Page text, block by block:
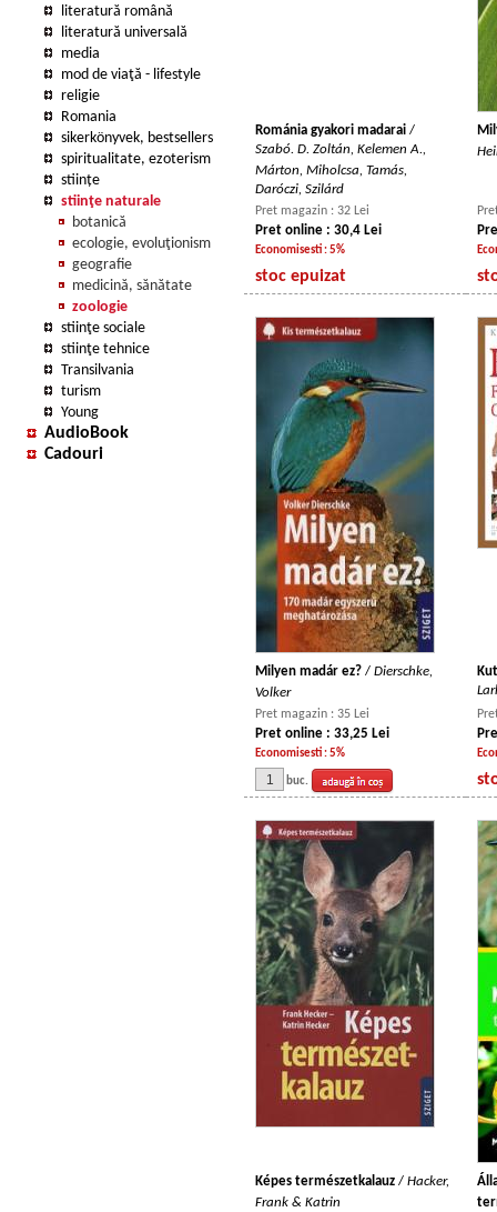
literatură română
literatură universală
media
mod de viaţă - lifestyle
religie
Romania
sikerkönyvek, bestsellers
spiritualitate, ezoterism
stiințe
stiinţe naturale
botanică
ecologie, evoluţionism
geografie
medicină, sănătate
zoologie
stiinţe sociale
stiinţe tehnice
Transilvania
turism
Young
AudioBook
Cadouri
Románia gyakori madarai /
Szabó. D. Zoltán, Kelemen A.,
Márton, Miholcsa, Tamás,
Daróczi, Szilárd
Pret magazin : 32 Lei
Pret online : 30,4 Lei
Economisesti : 5%
stoc epuizat
Milyen madár ez? / Dierschke,
Volker
Pret magazin : 35 Lei
Pret online : 33,25 Lei
Economisesti : 5%
buc.
Képes természetkalauz / Hacker,
Frank & Katrin